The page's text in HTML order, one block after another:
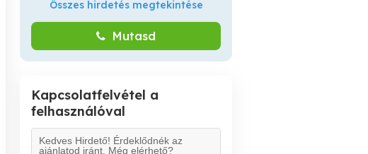
Összes hirdetés megtekintése
Mutasd
Kapcsolatfelvétel a
felhasználóval